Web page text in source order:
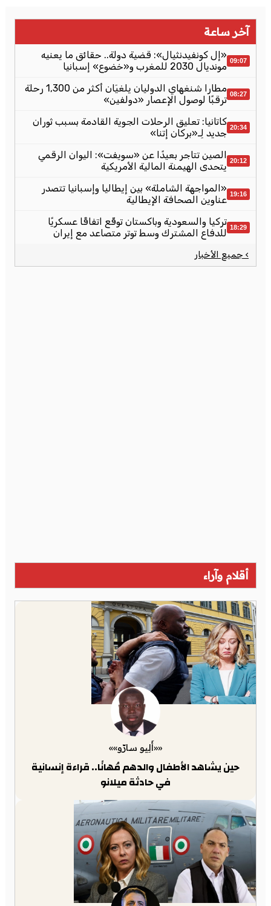
آخر ساعة
09:07 «إل كونفيدنثيال»: قضية دولة.. حقائق ما يعنيه
مونديال 2030 للمغرب و«خضوع» إسبانيا
08:27
مطارا شنغهاي الدوليان يلغيَان أكثر من 1,300 رحلة
ترقبًا لوصول الإعصار «دولفين»
20:34 كاتانيا: تعليق الرحلات الجوية القادمة بسبب ثوران
جديد لِـ«بركان إتنا»
20:12 الصين تتاجر بعيدًا عن «سويفت»: اليوان الرقمي
يتحدى الهيمنة المالية الأمريكية
19:16 «المواجهة الشاملة» بين إيطاليا وإسبانيا تتصدر
عناوين الصحافة الإيطالية
18:29 تركيا والسعودية وباكستان توقّع اتفاقًا عسكريًا
للدفاع المشترك وسط توتر متصاعد مع إيران
› جميع الأخبار
أقلام وآراء
««أَلِيو سارّو»»
حين يشاهد الأطفال والدهم مُهانًا.. قراءة إنسانية
في حادثة ميلانو